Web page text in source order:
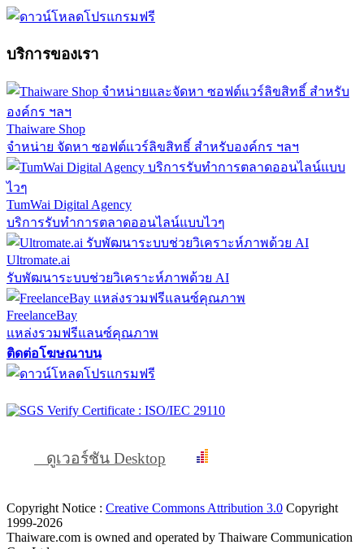
บริการของเรา
Thaiware Shop
จำหน่าย จัดหา ซอฟต์แวร์ลิขสิทธิ์ สำหรับองค์กร ฯลฯ
TumWai Digital Agency
บริการรับทำการตลาดออนไลน์แบบไวๆ
Ultromate.ai
รับพัฒนาระบบช่วยวิเคราะห์ภาพด้วย AI
FreelanceBay
แหล่งรวมฟรีแลนซ์คุณภาพ
ติดต่อโฆษณาบน
ดูเวอร์ชัน Desktop
Copyright Notice : Creative Commons Attribution 3.0 Copyright
1999-2026
Thaiware.com is owned and operated by Thaiware Communication